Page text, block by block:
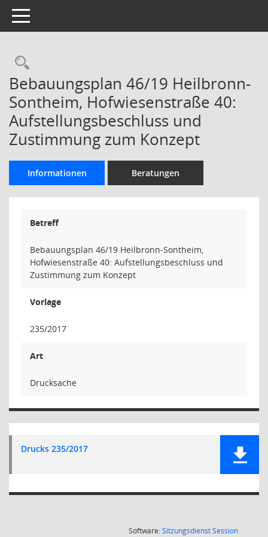
Toggle navigation
Rechercheauswahl
Bebauungsplan 46/19 Heilbronn-
Sontheim, Hofwiesenstraße 40:
Aufstellungsbeschluss und
Zustimmung zum Konzept
Informationen Beratungen
Betreff
Bebauungsplan 46/19 Heilbronn-Sontheim,
Hofwiesenstraße 40: Aufstellungsbeschluss und
Zustimmung zum Konzept
Vorlage
235/2017
Art
Drucksache
Drucks 235/2017
Software:SitzungsdienstSession(Wird in